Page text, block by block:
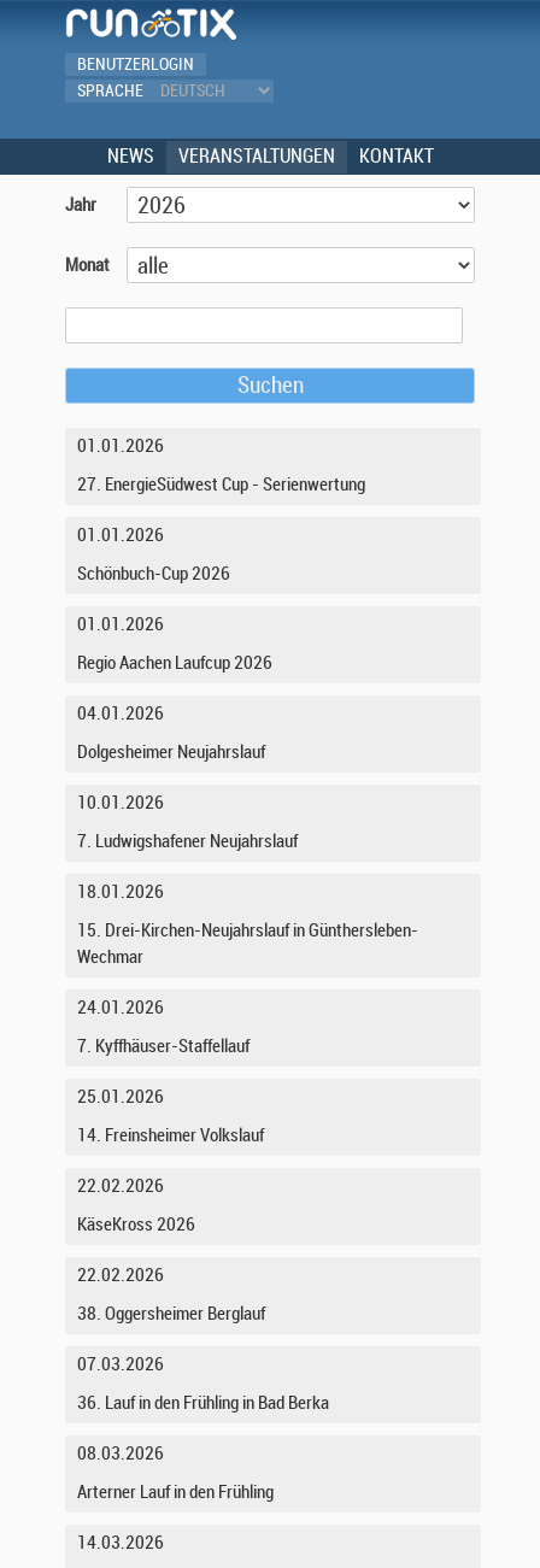
BENUTZERLOGIN
SPRACHE
NEWS VERANSTALTUNGEN KONTAKT
Jahr
Monat
Suchen
01.01.2026
27. EnergieSüdwest Cup - Serienwertung
01.01.2026
Schönbuch-Cup 2026
01.01.2026
Regio Aachen Laufcup 2026
04.01.2026
Dolgesheimer Neujahrslauf
10.01.2026
7. Ludwigshafener Neujahrslauf
18.01.2026
15. Drei-Kirchen-Neujahrslauf in Günthersleben-
Wechmar
24.01.2026
7. Kyffhäuser-Staffellauf
25.01.2026
14. Freinsheimer Volkslauf
22.02.2026
KäseKross 2026
22.02.2026
38. Oggersheimer Berglauf
07.03.2026
36. Lauf in den Frühling in Bad Berka
08.03.2026
Arterner Lauf in den Frühling
14.03.2026